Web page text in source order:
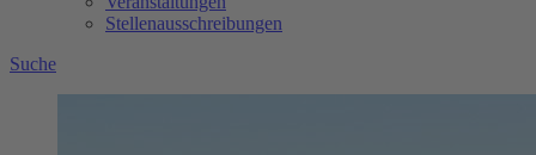
Stellenausschreibungen
Suche